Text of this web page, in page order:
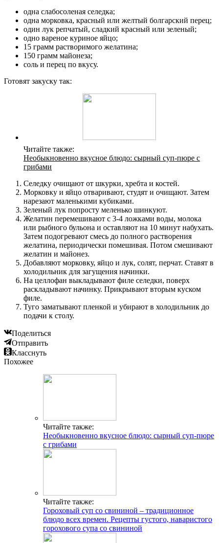
одна слабосоленая селедка;
одна морковка, красный или желтый болгарский перец;
один лук репчатый, сладкий красный или зеленый;
одно вареное куриное яйцо;
15 грамм растворимого желатина;
150 грамм майонеза;
соль и перец по вкусу.
Готовят закуску так:
Читайте также:
Необыкновенно вкусное блюдо: сырный суп-пюре с
грибами
Селедку очищают от шкурки, хребта и костей.
Морковку и яйцо отваривают, студят и очищают. Затем
нарезают маленькими кубиками.
Зеленый лук попросту меленько шинкуют.
Желатин перемешивают с 3-4 ложками воды, молока
или рыбного бульона и оставляют на 10 минут набухать.
Затем подогревают смесь до полного растворения
желатина, периодически помешивая. Потом смешивают
желатин и майонез.
Добавляют морковку, яйцо и лук, солят, перчат. Ставят в
холодильник для загущения начинки.
На целлофан выкладывают филе селедки, поверх
раскладывают начинку. Прикрывают вторым куском
филе.
Туго заматывают пленкой и убирают в холодильник до
подачи к столу.
Поделиться
Отправить
Класснуть
Похожее
Читайте также:
Необыкновенно вкусное блюдо: сырный суп-пюре
с грибами
Читайте также:
Гороховый суп со свининой – традиционное
блюдо всех времен. Рецепты густого, наваристого
горохового супа со свининой